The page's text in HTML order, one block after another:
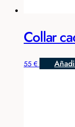
Collar
55 €